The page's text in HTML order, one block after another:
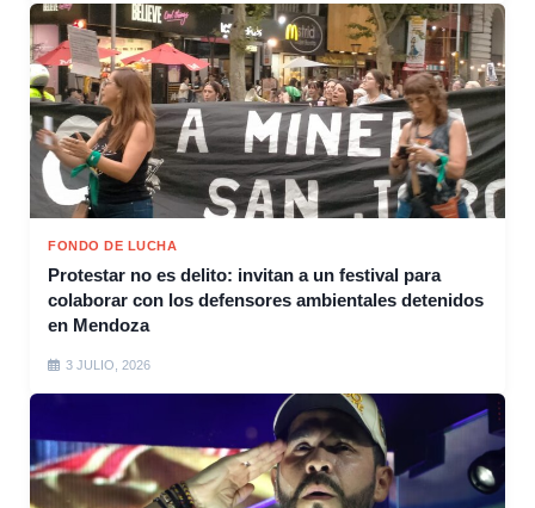
FONDO DE LUCHA
Protestar no es delito: invitan a un festival para
colaborar con los defensores ambientales detenidos
en Mendoza
3 JULIO, 2026